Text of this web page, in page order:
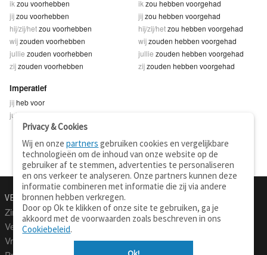
ik zou voorhebben
jijzou voorhebben
hij/zij/hetzou voorhebben
wijzouden voorhebben
jullie zouden voorhebben
zijzouden voorhebben
ik zou hebben voorgehad
jijzou hebben voorgehad
hij/zij/hetzou hebben voorgehad
wijzouden hebben voorgehad
jullie zouden hebben voorgehad
zijzouden hebben voorgehad
Imperatief
jijheb voor
jullie
VERTALEN.NU
Zinnen vertalen
Verklarend woordenboek
Vraagbaak
Over deze site
Privacy
Privacy & Cookies
Wij en onzepartners gebruiken cookies en vergelijkbare
technologieën om de inhoud van onze website op de
gebruiker af te stemmen, advertenties te personaliseren
en ons verkeer te analyseren. Onze partners kunnen deze
informatie combineren met informatie die zij via andere
bronnen hebben verkregen.
Door op Ok te klikken of onze site te gebruiken, ga je
akkoord met de voorwaarden zoals beschreven in ons
Cookiebeleid.